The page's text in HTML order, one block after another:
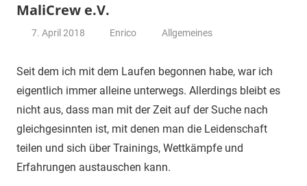
MaliCrew e.V.
7. April 2018 Enrico Allgemeines
Seit dem ich mit dem Laufen begonnen habe, war ich
eigentlich immer alleine unterwegs. Allerdings bleibt es
nicht aus, dass man mit der Zeit auf der Suche nach
gleichgesinnten ist, mit denen man die Leidenschaft
teilen und sich über Trainings, Wettkämpfe und
Erfahrungen austauschen kann.